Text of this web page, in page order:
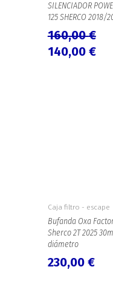
SILENCIADOR
125 SHERCO 2018/
160,00€
140,00 €
Caja filtro - escape
Bufanda Oxa
Sherco 2T 2025
diámetro
230,00 €